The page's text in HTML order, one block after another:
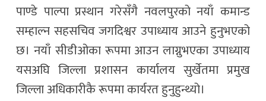
पाण्डे पाल्पा प्रस्थान गरेसँगै नवलपुरको नयाँ कमान्ड
सम्हाल्न सहसचिव जगदिश्वर उपाध्याय आउने हुनुभएको
छ। नयाँ सीडीओका रूपमा आउन लाग्नुभएका उपाध्याय
यसअघि जिल्ला प्रशासन कार्यालय सुर्खेतमा प्रमुख
जिल्ला अधिकारीकै रूपमा कार्यरत हुनुहुन्थ्यो।